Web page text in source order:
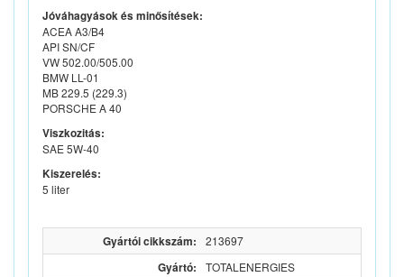
Jóváhagyások és minősítések:
ACEA A3/B4
API SN/CF
VW 502.00/505.00
BMW LL-01
MB 229.5 (229.3)
PORSCHE A 40
Viszkozitás:
SAE 5W-40
Kiszerelés:
5 liter
Gyártói cikkszám: 213697
Gyártó: TOTALENERGIES